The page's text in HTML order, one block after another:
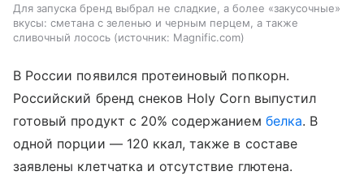
Для запуска бренд выбрал не сладкие, а более «закусочные»
вкусы: сметана с зеленью и черным перцем, а также
сливочный лосось
источник: Magnific.com
В России появился протеиновый попкорн.
Российский бренд снеков Holy Corn выпустил
готовый продукт с 20% содержанием белка. В
одной порции — 120 ккал, также в составе
заявлены клетчатка и отсутствие глютена.